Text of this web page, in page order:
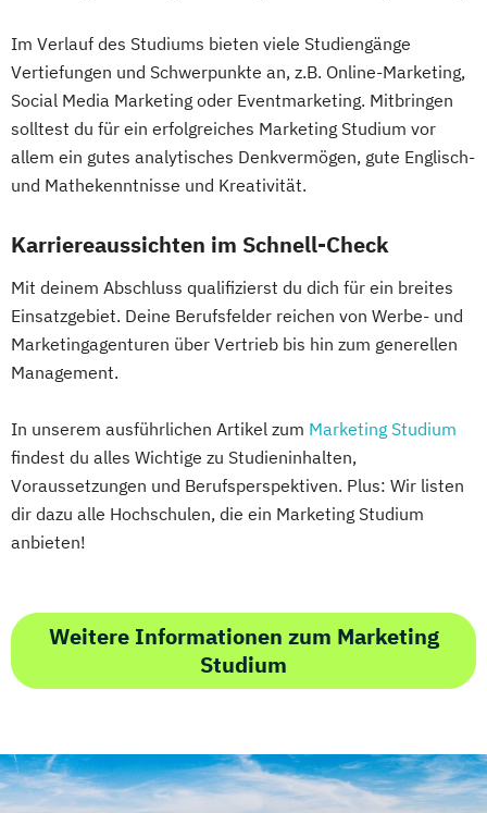
Im Verlauf des Studiums bieten viele Studiengänge
Vertiefungen und Schwerpunkte an, z.B. Online-Marketing,
Social Media Marketing oder Eventmarketing. Mitbringen
solltest du für ein erfolgreiches Marketing Studium vor
allem ein gutes analytisches Denkvermögen, gute Englisch-
und Mathekenntnisse und Kreativität.
Karriereaussichten im Schnell-Check
Mit deinem Abschluss qualifizierst du dich für ein breites
Einsatzgebiet. Deine Berufsfelder reichen von Werbe- und
Marketingagenturen über Vertrieb bis hin zum generellen
Management.
In unserem ausführlichen Artikel zum Marketing Studium
findest du alles Wichtige zu Studieninhalten,
Voraussetzungen und Berufsperspektiven. Plus: Wir listen
dir dazu alle Hochschulen, die ein Marketing Studium
anbieten!
Weitere Informationen zum Marketing
Studium